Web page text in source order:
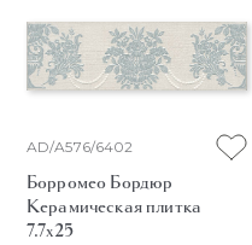
AD/A576/6402
Борромео Бордюр
Керамическая плитка
7.7x25